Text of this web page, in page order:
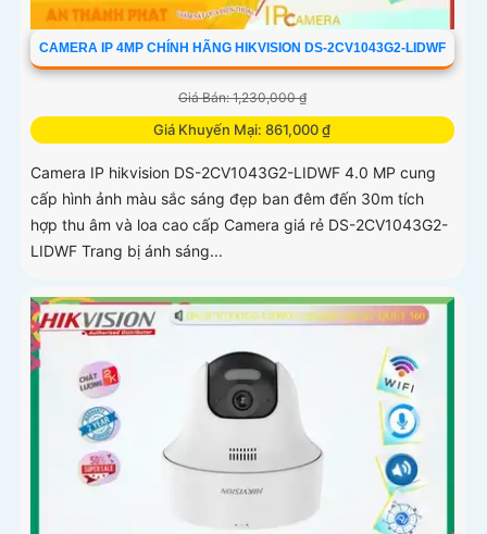
CAMERA IP 4MP CHÍNH HÃNG HIKVISION DS-2CV1043G2-LIDWF
Giá Bán: 1,230,000 ₫
Giá Khuyến Mại: 861,000 ₫
Camera IP hikvision DS-2CV1043G2-LIDWF 4.0 MP cung
cấp hình ảnh màu sắc sáng đẹp ban đêm đến 30m tích
hợp thu âm và loa cao cấp Camera giá rẻ DS-2CV1043G2-
LIDWF Trang bị ánh sáng...